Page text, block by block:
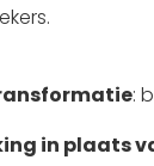
:
in plaats